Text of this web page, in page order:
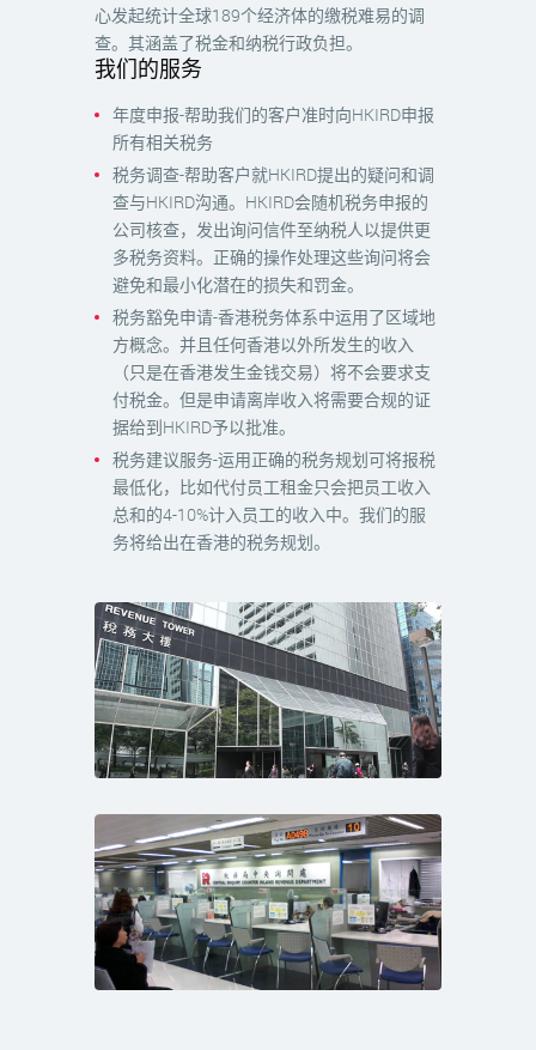
心发起统计全球189个经济体的缴税难易的调
查。其涵盖了税金和纳税行政负担。
我们的服务
年度申报-帮助我们的客户准时向HKIRD申报
所有相关税务
税务调查-帮助客户就HKIRD提出的疑问和调
查与HKIRD沟通。HKIRD会随机税务申报的
公司核查，发出询问信件至纳税人以提供更
多税务资料。正确的操作处理这些询问将会
避免和最小化潜在的损失和罚金。
税务豁免申请-香港税务体系中运用了区域地
方概念。并且任何香港以外所发生的收入
（只是在香港发生金钱交易）将不会要求支
付税金。但是申请离岸收入将需要合规的证
据给到HKIRD予以批准。
税务建议服务-运用正确的税务规划可将报税
最低化，比如代付员工租金只会把员工收入
总和的4-10%计入员工的收入中。我们的服
务将给出在香港的税务规划。